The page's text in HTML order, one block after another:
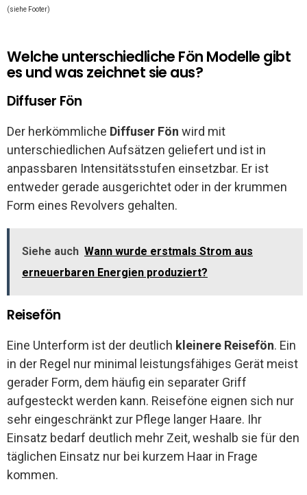
(siehe Footer)
Welche unterschiedliche Fön Modelle gibt
es und was zeichnet sie aus?
Diffuser Fön
Der herkömmliche Diffuser Fön wird mit
unterschiedlichen Aufsätzen geliefert und ist in
anpassbaren Intensitätsstufen einsetzbar. Er ist
entweder gerade ausgerichtet oder in der krummen
Form eines Revolvers gehalten.
Siehe auch Wann wurde erstmals Strom aus
erneuerbaren Energien produziert?
Reisefön
Eine Unterform ist der deutlich kleinere Reisefön. Ein
in der Regel nur minimal leistungsfähiges Gerät meist
gerader Form, dem häufig ein separater Griff
aufgesteckt werden kann. Reiseföne eignen sich nur
sehr eingeschränkt zur Pflege langer Haare. Ihr
Einsatz bedarf deutlich mehr Zeit, weshalb sie für den
täglichen Einsatz nur bei kurzem Haar in Frage
kommen.